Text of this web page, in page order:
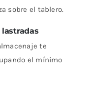
sobre el tablero.
lastradas
te
el mínimo